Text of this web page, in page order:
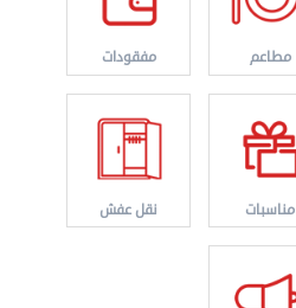
مطاعم مفقودات
مناسبات نقل عفش